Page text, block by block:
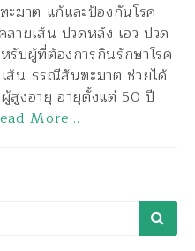
ฆาต แก้และป้องกันโรค
ายเส้น ปวดหลัง เอว ปวด
รับผู้ที่ต้องการกินรักษาโรค
ส้น ธรณีสันฑะฆาต ช่วยได้
สูงอายุ อายุตั้งแต่ 50 ปี
More…